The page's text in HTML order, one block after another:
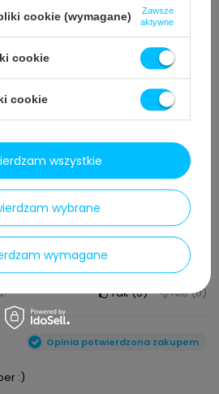
swoją opinię
opinie
Opinia potwierdzona zakupem
Tak 0 Nie 0
Opinia potwierdzona zakupem
:)
cookie (wymagane)
Zawsze
aktywne
cookie
cookie
wybrane
wymagane
wszystkie